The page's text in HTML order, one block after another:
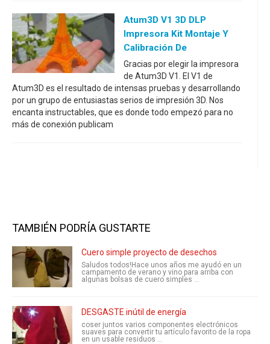
Atum3D V1 3D DLP
Impresora Kit Montaje Y
Calibración De
Gracias por elegir la impresora
de Atum3D V1. El V1 de
Atum3D es el resultado de intensas pruebas y desarrollando
por un grupo de entusiastas serios de impresión 3D. Nos
encanta instructables, que es donde todo empezó para no
más de conexión publicam
TAMBIÉN PODRÍA GUSTARTE
Cuero simple proyecto de desechos
Saludos todos!Hace unos años me ayudó en un
campamento de verano y vino para arriba con
algunas bolsas de cuero simples ...
DESGASTE inútil de energía
coser juntos varios componentes electrónicos
suaves para convertir tu artículo favorito de la ropa
en un usable residuos ...